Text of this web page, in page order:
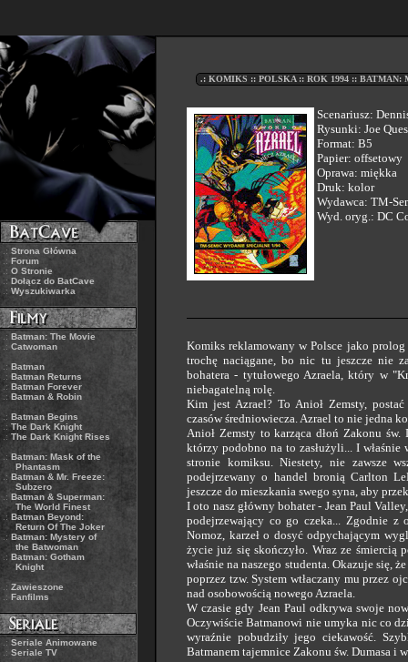
.: Strona Główna
.: Forum
.: O Stronie
.:Dołącz do BatCave
.: Wyszukiwarka
.: Batman: The Movie
.: Catwoman
.:Batman
.: Batman Returns
.: Batman Forever
.: Batman & Robin
.: Batman Begins
.: The Dark Knight
.: The Dark Knight Rises
.:Batman: Mask of the
Phantasm
.: Batman & Mr. Freeze:
Subzero
.: Batman & Superman:
The World Finest
.: Batman Beyond:
Return Of The Joker
.: Batman: Mystery of
the Batwoman
.: Batman: Gotham
Knight
.: Zawieszone
.: Fanfilms
.: Seriale Animowane
.: Seriale TV
.: KOMIKS :: POLSKA :: ROK 1994 :: BATMAN:
Scenariusz:
Rysunki: Joe
Format: B5
Papier: offsetowy
Oprawa: miękka
Druk: kolor
Wydawca: TM-
Wyd. oryg.: DC
Komiks reklamowany w Polsce jako
trochę naciągane, bo nic tu jeszcze nie
bohatera - tytułowego Azraela, który w
niebagatelną rolę.
Kim jest Azrael? To Anioł Zemsty,
czasów średniowiecza. Azrael to nie jedna
Anioł Zemsty to karząca dłoń Zakonu
którzy podobno na to zasłużyli... I
stronie komiksu. Niestety, nie zawsze
podejrzewany o handel bronią Carlton
jeszcze do mieszkania swego syna, aby
I oto nasz główny bohater - Jean Paul
podejrzewający co go czeka... Zgodnie
Nomoz, karzeł o dosyć odpychającym
życie już się skończyło. Wraz ze śmiercią
właśnie na naszego studenta. Okazuje się,
poprzez tzw. System wtłaczany mu przez
nad osobowością nowego Azraela.
W czasie gdy Jean Paul odkrywa swoje
Oczywiście Batmanowi nie umyka nic co
wyraźnie pobudziły jego ciekawość.
Batmanem tajemnice Zakonu św. Dumasa i